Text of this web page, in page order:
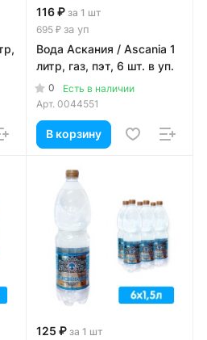
116 ₽ за 1 шт
695 ₽ за уп
Вода Аскания / Ascania 1
литр, газ, пэт, 6 шт. в уп.
0
Есть в наличии
Арт. 0044551
В корзину
125 ₽ за 1 шт